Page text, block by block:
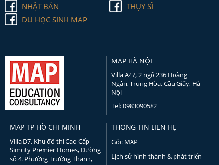
NHẬT BẢN
THỤY SĨ
DU HỌC SINH MAP
MAP HÀ NỘI
Villa A47, 2 ngõ 236 Hoàng
Ngân, Trung Hòa, Cầu Giấy, Hà
Nội
Tel: 0983090582
MAP TP HỒ CHÍ MINH
Villa D7, Khu đô thị Cao Cấp
Simcity Premier Homes, Đường
số 4, Phường Trường Thạnh,
THÔNG TIN LIÊN HỆ
Góc MAP
Lịch sử hình thành & phát triển